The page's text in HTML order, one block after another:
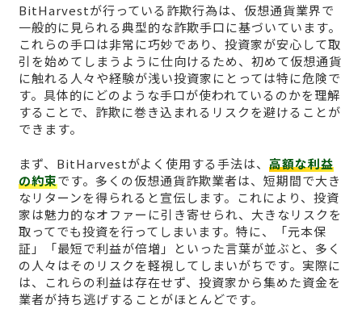
BitHarvestが行っている詐欺行為は、仮想通貨業界で
一般的に見られる典型的な詐欺手口に基づいています。
これらの手口は非常に巧妙であり、投資家が安心して取
引を始めてしまうように仕向けるため、初めて仮想通貨
に触れる人々や経験が浅い投資家にとっては特に危険で
す。具体的にどのような手口が使われているのかを理解
することで、詐欺に巻き込まれるリスクを避けることが
できます。
まず、BitHarvestがよく使用する手法は、 高額な利益
の約束です。多くの仮想通貨詐欺業者は、短期間で大き
なリターンを得られると宣伝します。これにより、投資
家は魅力的なオファーに引き寄せられ、大きなリスクを
取ってでも投資を行ってしまいます。特に、「元本保
証」「最短で利益が倍増」といった言葉が並ぶと、多く
の人々はそのリスクを軽視してしまいがちです。実際に
は、これらの利益は存在せず、投資家から集めた資金を
業者が持ち逃げすることがほとんどです。